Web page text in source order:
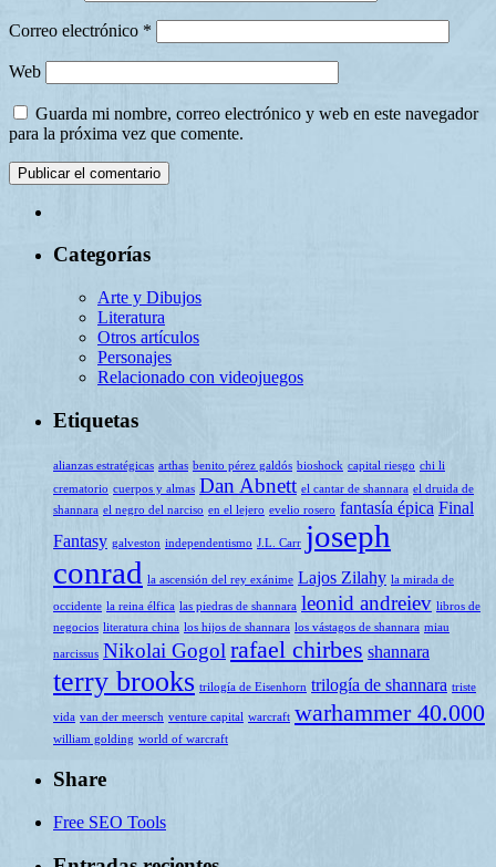
Correo electrónico *
Web
Guarda mi nombre, correo electrónico y web en este navegador
para la próxima vez que comente.
Categorías
Arte y Dibujos
Literatura
Otros artículos
Personajes
Relacionado con videojuegos
Etiquetas
alianzas estratégicas arthas benito pérez galdós bioshock capital riesgo chi li
crematorio cuerpos y almas Dan Abnett el cantar de shannara el druida de
shannara el negro del narciso en el lejero evelio rosero fantasía épica Final
Fantasy galveston independentismo J.L. Carr joseph
conrad la ascensión del rey exánime Lajos Zilahy la mirada de
occidente la reina élfica las piedras de shannara leonid andreiev libros de
negocios literatura china los hijos de shannara los vástagos de shannara miau
narcissus Nikolai Gogol rafael chirbes shannara
terry brooks trilogía de Eisenhorn trilogía de shannara triste
vida van der meersch venture capital warcraft warhammer 40.000
william golding world of warcraft
Share
Free SEO Tools